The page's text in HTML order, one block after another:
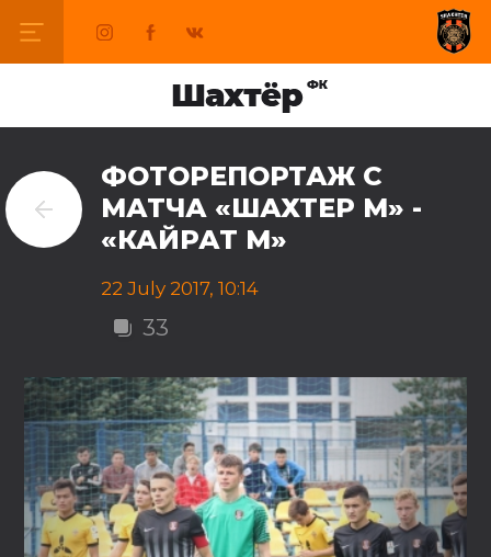
ФОТОРЕПОРТАЖ С
МАТЧА «ШАХТЕР М» -
«КАЙРАТ М»
22 July 2017, 10:14
33